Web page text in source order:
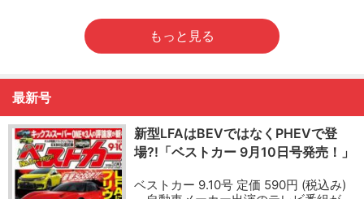
もっと見る
最新号
新型LFAはBEVではなくPHEVで登
場?!「ベストカー 9月10日号発売！」
ベストカー 9.10号 定価 590円 (税込み)